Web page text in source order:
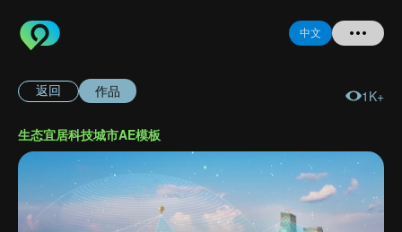
中文
登录
注册
返回 作品 1K+
生态宜居科技城市AE模板